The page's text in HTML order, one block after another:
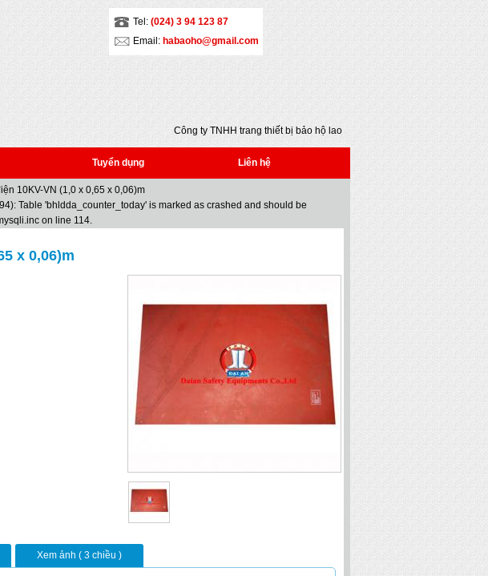
Tel: (024) 3 94 123 87
Email: habaoho@gmail.com
Công ty TNHH trang thiết bị bảo hộ lao động
Đại An - Địa chỉ: Số 5 - Yết Kiêu - Quận Hai Bà
Trưng - Hà Nội - Tel: (024) 3 941 2386 * Fax:
(024) 3 941 2386 * Email: habaoho@gmail.com
Tuyển dụng Liên hệ
10KV-VN (1,0 x 0,65 x 0,06)m
Table 'bhldda_counter_today' is marked as crashed and should be
on line 114.
x 0,06)m
Xem ảnh ( 3 chiều )